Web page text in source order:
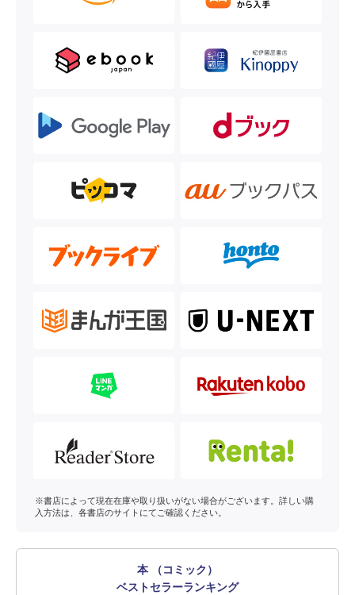
※書店によって現在在庫や取り扱いがない場合がございます。詳しい購
入方法は、各書店のサイトにてご確認ください。
本 （コミック）
ベストセラーランキング